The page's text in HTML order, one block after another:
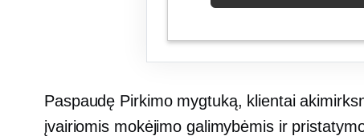
Paspaudę Pirkimo mygtuką, klientai
įvairiomis mokėjimo galimybėmis ir